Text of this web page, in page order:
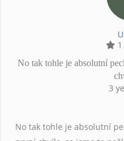
No tak tohle je absolutní
3
No tak tohle je absolutní